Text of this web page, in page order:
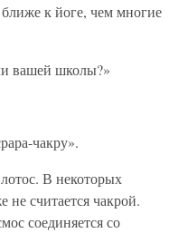
к йоге, чем многие
вашей школы?»
чакру».
В некоторых
не считается чакрой.
соединяется со